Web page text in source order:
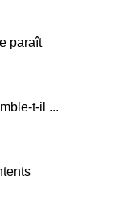
paraît
t-il ...